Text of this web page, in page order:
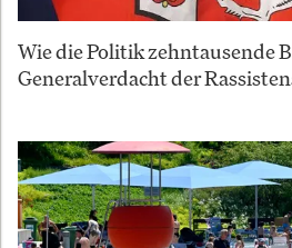
Wie die Politik zehntausende
Generalverdacht der